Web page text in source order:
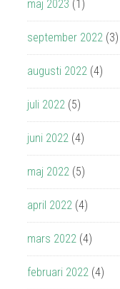
maj 2023 (1)
september 2022 (3)
augusti 2022 (4)
juli 2022 (5)
juni 2022 (4)
maj 2022 (5)
april 2022 (4)
mars 2022 (4)
februari 2022 (4)